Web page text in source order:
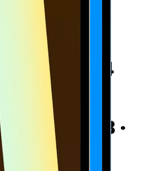
Nesil) 64
· 64 GB ·